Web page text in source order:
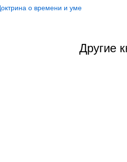
о времени и уме
Другие